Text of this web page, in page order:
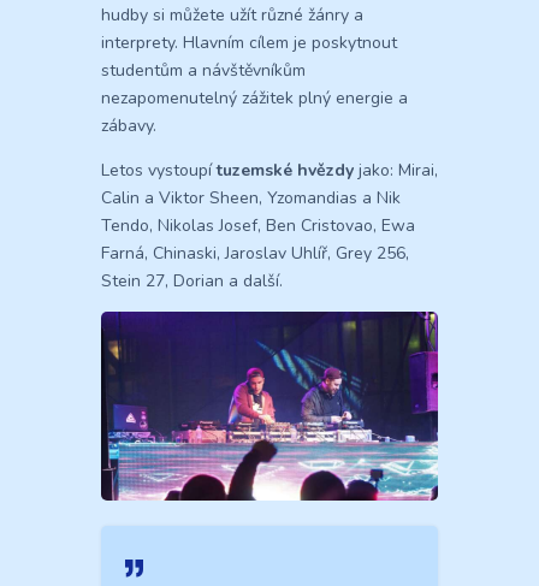
hudby si můžete užít různé žánry a
interprety. Hlavním cílem je poskytnout
studentům a návštěvníkům
nezapomenutelný zážitek plný energie a
zábavy.
Letos vystoupítuzemské hvězdy jako: Mirai,
Calin a Viktor Sheen, Yzomandias a Nik
Tendo, Nikolas Josef, Ben Cristovao, Ewa
Farná, Chinaski, Jaroslav Uhlíř, Grey 256,
Stein 27, Dorian a další.